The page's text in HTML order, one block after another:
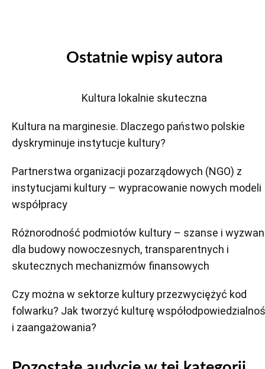
Ostatnie wpisy autora
Kultura lokalnie skuteczna
Kultura na marginesie. Dlaczego państwo polskie
dyskryminuje instytucje kultury?
Partnerstwa organizacji pozarządowych (NGO) z
instytucjami kultury – wypracowanie nowych modeli
współpracy
Różnorodność podmiotów kultury – szanse i
dla budowy nowoczesnych, transparentnych i
skutecznych mechanizmów finansowych
Czy można w sektorze kultury przezwyciężyć kod
folwarku? Jak tworzyć kulturę
i zaangażowania?